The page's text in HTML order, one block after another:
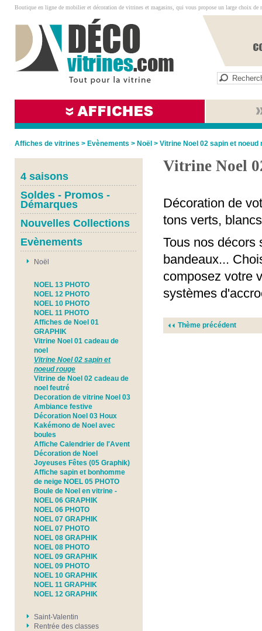
Boutique en ligne de mobilier et décoration de vitrines et magasins, qui vous propose un large choix de
Affiches de vitrines > Evènements > Noël > Vitrine Noel 02 sapin et noeud
4 saisons
Soldes - Promos -
Démarques
Nouvelles Collections
Evènements
Noël
NOEL 13 PHOTO
NOEL 12 PHOTO
NOEL 10 PHOTO
NOEL 11 PHOTO
Affiches de Noel 01
GRAPHIK
Vitrine Noel 01 cadeau de
noel
Vitrine Noel 02 sapin et
noeud rouge
Vitrine de Noel 02 cadeau de
noel feutré
Decoration de vitrine Noel 03
Ambiance festive
Décoration Noel 03 Houx
Kakémono de Noel avec
boules
Affiche Calendrier de l'Avent
Décoration de Noel
Joyeuses Fêtes (05 Graphik)
Affiche sapin et bonhomme
de neige NOEL 05 PHOTO
Boule de Noel en vitrine -
NOEL 06 GRAPHIK
NOEL 06 PHOTO
NOEL 07 GRAPHIK
NOEL 07 PHOTO
NOEL 08 GRAPHIK
NOEL 08 PHOTO
NOEL 09 GRAPHIK
NOEL 09 PHOTO
NOEL 10 GRAPHIK
NOEL 11 GRAPHIK
NOEL 12 GRAPHIK
Saint-Valentin
Rentrée des classes
Vitrine Noel
Décoration de
tons verts,
Tous nos décors
bandeaux...
composez votre
systèmes
Thème précédent